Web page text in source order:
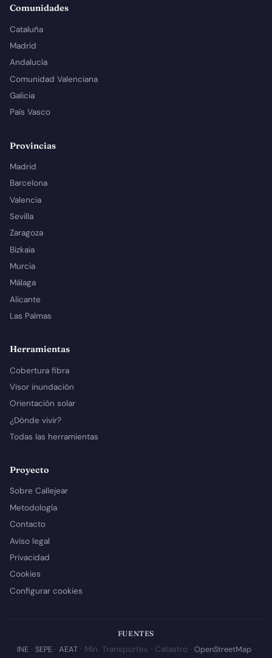
Comunidades
Cataluña
Madrid
Andalucía
Comunidad Valenciana
Galicia
País Vasco
Provincias
Madrid
Barcelona
Valencia
Sevilla
Zaragoza
Bizkaia
Murcia
Málaga
Alicante
Las Palmas
Herramientas
Cobertura fibra
Visor inundación
Orientación solar
¿Dónde vivir?
Todas las herramientas
Proyecto
Sobre Callejear
Metodología
Contacto
Aviso legal
Privacidad
Cookies
Configurar cookies
FUENTES
INE· SEPE· AEAT· Min. Transportes · Catastro · OpenStreetMap·